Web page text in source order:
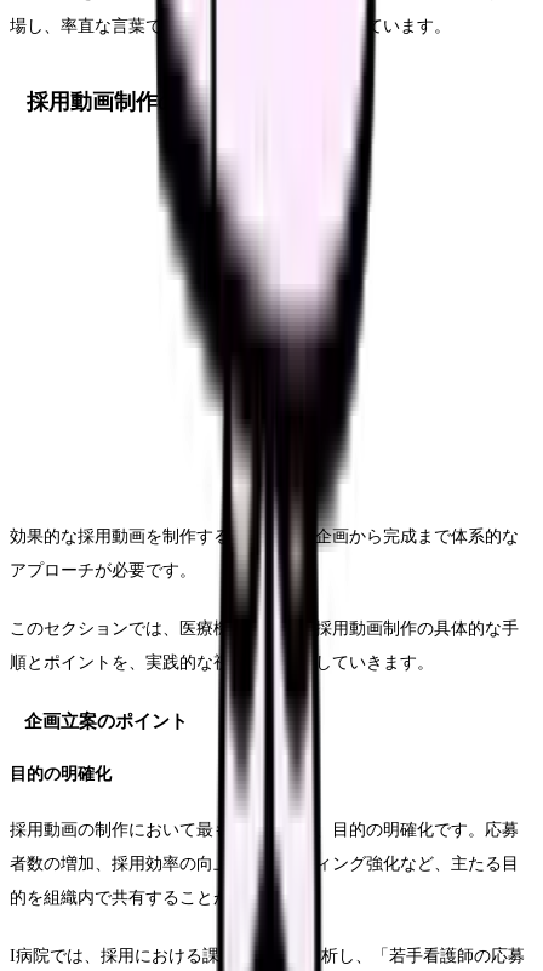
場し、率直な言葉で語る場面は、高い共感を得ています。
採用動画制作の実践ガイド
効果的な採用動画を制作するためには、企画から完成まで体系的な
アプローチが必要です。
このセクションでは、医療機関における採用動画制作の具体的な手
順とポイントを、実践的な視点から解説していきます。
企画立案のポイント
目的の明確化
採用動画の制作において最も重要なのは、目的の明確化です。応募
者数の増加、採用効率の向上、ブランディング強化など、主たる目
的を組織内で共有することが重要です。
I病院では、採用における課題を詳細に分析し、「若手看護師の応募